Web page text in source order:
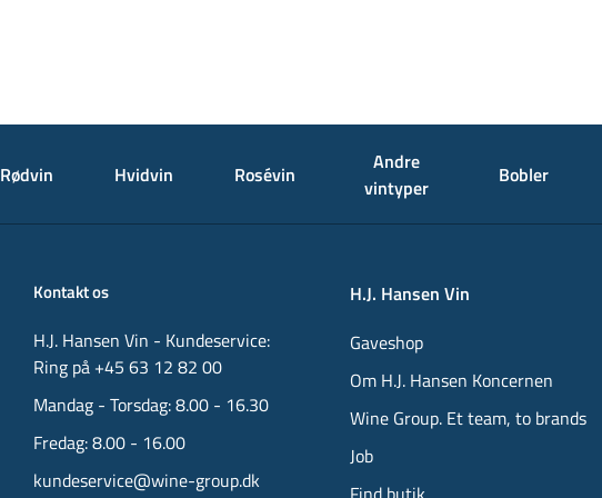
Rødvin Hvidvin Rosévin
Andre
vintyper
Bobler
Kontakt os
H.J. Hansen Vin - Kundeservice:
Ring på +45 63 12 82 00
Mandag - Torsdag: 8.00 - 16.30
Fredag: 8.00 - 16.00
kundeservice@wine-group.dk
H.J. Hansen Vin
Gaveshop
Om H.J. Hansen Koncernen
Wine Group. Et team, to brands
Job